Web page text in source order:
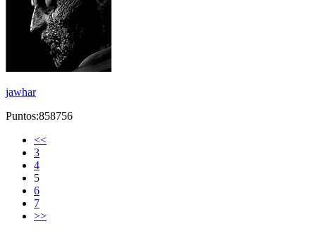
jawhar
Puntos:858756
<<
3
4
5
6
7
>>